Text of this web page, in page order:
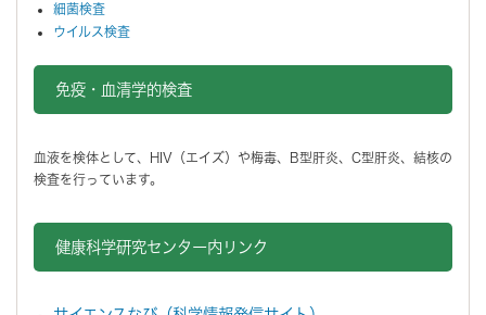
細菌検査
ウイルス検査
免疫・血清学的検査
血液を検体として、HIV（エイズ）や梅毒、B型肝炎、C型肝炎、結核の
検査を行っています。
健康科学研究センター内リンク